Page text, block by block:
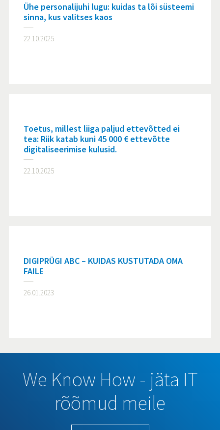
Ühe personalijuhi lugu: kuidas ta lõi süsteemi
sinna, kus valitses kaos
22.10.2025
Toetus, millest liiga paljud ettevõtted ei
tea: Riik katab kuni 45 000 € ettevõtte
digitaliseerimise kulusid.
22.10.2025
DIGIPRÜGI ABC – KUIDAS KUSTUTADA OMA
FAILE
26.01.2023
We Know How - jäta IT
rõõmud meile